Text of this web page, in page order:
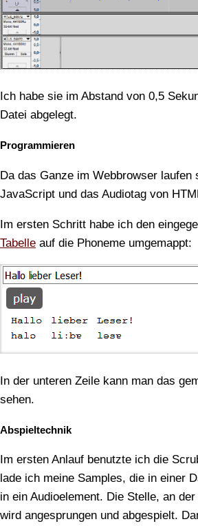
Ich habe sie im Abstand von 0,5
Datei abgelegt.
Programmieren
Da das Ganze im Webbrowser laufen
JavaScript und das Audiotag von
Im ersten Schritt habe ich den
Tabelle auf die Phoneme umgemappt:
In der unteren Zeile kann man das
sehen.
Abspieltechnik
Im ersten Anlauf benutzte ich die
lade ich meine Samples, die in einer
in ein Audioelement. Die Stelle, an
wird angesprungen und abgespielt.